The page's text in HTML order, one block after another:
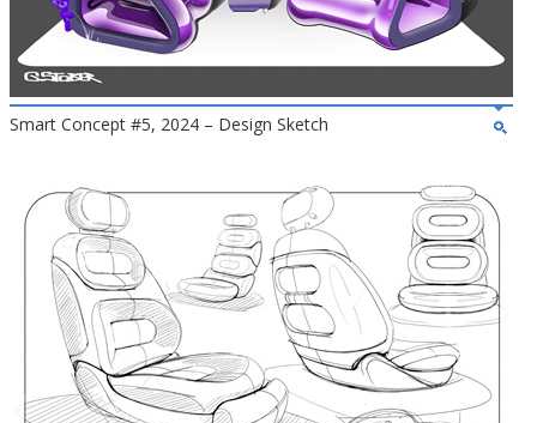
Smart Concept #5, 2024 – Design Sketch